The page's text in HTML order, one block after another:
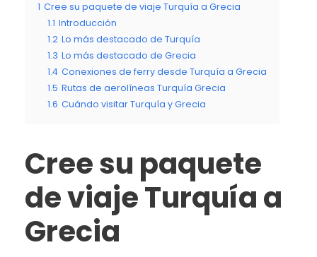
1 Cree su paquete de viaje Turquía a Grecia
1.1 Introducción
1.2 Lo más destacado de Turquía
1.3 Lo más destacado de Grecia
1.4 Conexiones de ferry desde Turquía a Grecia
1.5 Rutas de aerolíneas Turquía Grecia
1.6 Cuándo visitar Turquía y Grecia
Cree su paquete
de viaje Turquía a
Grecia